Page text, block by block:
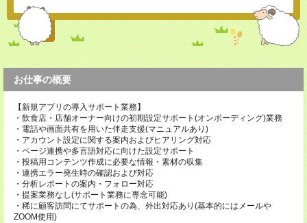
お仕事の概要
【新規アプリの導入サポート業務】
・飲食店・店舗オーナー向けの初期設定サポート(オンボーディング)業務
・電話や画面共有を用いた伴走支援(マニュアルあり)
・アカウント設定に関する案内およびヒアリング対応
・ページ連携や多言語対応に向けた設定サポート
・投稿用コンテンツ作成に必要な情報・素材の収集
・連携エラー発生時の確認および対応
・分析レポートの案内・フォロー対応
・提案業務なし(サポート業務に専念可能)
・稀に顧客訪問にてサポートの為、外出対応あり(基本的にはメールや
ZOOM使用)